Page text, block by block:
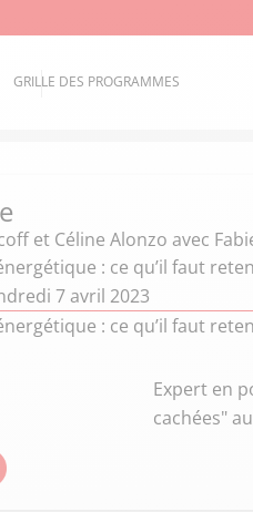
GRILLE DES PROGRAMMES
et Céline Alonzo avec
: ce qu’il faut
7 avril 2023
: ce qu’il faut
Expert en
cachées"